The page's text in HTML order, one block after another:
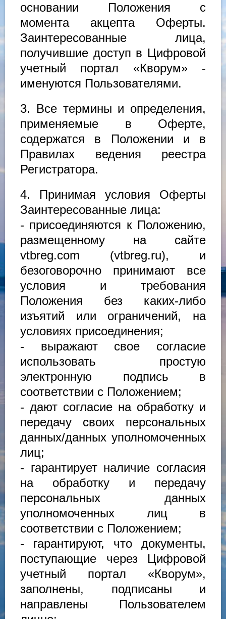
основании Положения с
момента акцепта Оферты.
Заинтересованные лица,
получившие доступ в Цифровой
учетный портал «Кворум» -
именуются Пользователями.
3. Все термины и определения,
применяемые в Оферте,
содержатся в Положении и в
Правилах ведения реестра
Регистратора.
4. Принимая условия Оферты
Заинтересованные лица:
- присоединяются к Положению,
размещенному на сайте
vtbreg.com (vtbreg.ru), и
безоговорочно принимают все
условия и требования
Положения без каких-либо
изъятий или ограничений, на
условиях присоединения;
- выражают свое согласие
использовать простую
электронную подпись в
соответствии с Положением;
- дают согласие на обработку и
передачу своих персональных
данных/данных уполномоченных
лиц;
- гарантирует наличие согласия
на обработку и передачу
персональных данных
уполномоченных лиц в
соответствии с Положением;
- гарантируют, что документы,
поступающие через Цифровой
учетный портал «Кворум»,
заполнены, подписаны и
направлены Пользователем